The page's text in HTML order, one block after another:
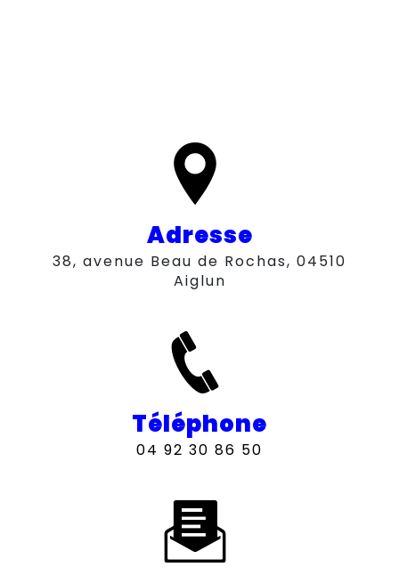
Adresse
38, avenue Beau de Rochas, 04510
Aiglun
Téléphone
04 92 30 86 50